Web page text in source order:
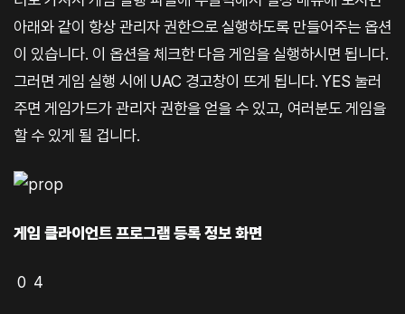
아래와 같이 항상 관리자 권한으로 실행하도록 만들어주는 옵션
이 있습니다. 이 옵션을 체크한 다음 게임을 실행하시면 됩니다.
그러면 게임 실행 시에 UAC 경고창이 뜨게 됩니다. YES 눌러
주면 게임가드가 관리자 권한을 얻을 수 있고, 여러분도 게임을
할 수 있게 될 겁니다.
게임 클라이언트 프로그램 등록 정보 화면
0 4